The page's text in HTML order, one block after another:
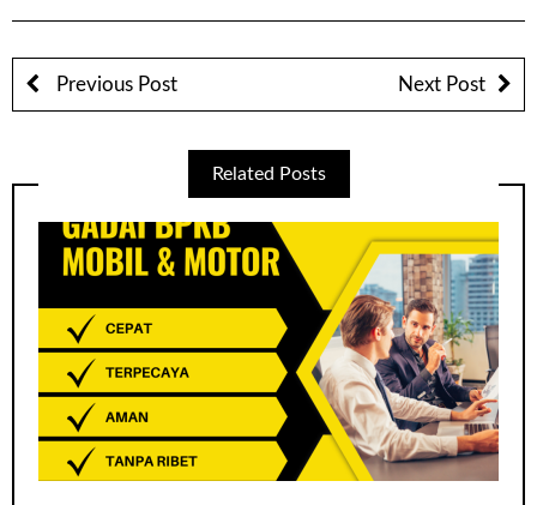
Previous Post Next Post
Related Posts